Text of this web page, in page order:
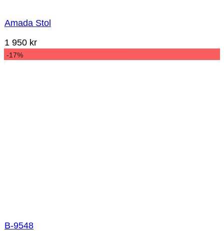
Amada Stol
1 950 kr
-17%
B-9548